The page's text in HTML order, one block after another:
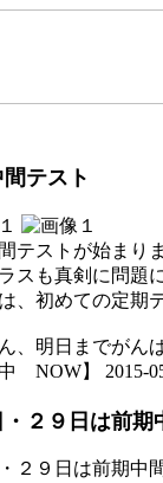
テスト
テストが始まり
スも真剣に問題
、初めての定期
、明日までがん
中 NOW】 2015-
・２９日は前期
２９日は前期中